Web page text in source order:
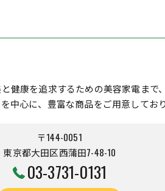
健康を追求するための美容家電ま
中心に、豊富な商品をご用意しており
〒144-0051
東京都大田区西蒲田7-48-10
03-3731-0131